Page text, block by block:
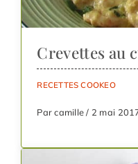
Crevettes au
RECETTES COOKEO
Par camille / 2 mai